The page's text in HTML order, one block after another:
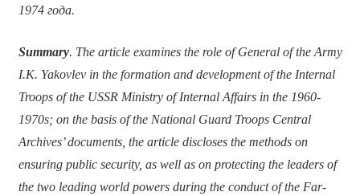
1974 года.
Summary. The article examines the role of General of the Army
I.K. Yakovlev in the formation and development of the Internal
Troops of the USSR Ministry of Internal Affairs in the 1960-
1970s; on the basis of the National Guard Troops Central
Archives’ documents, the article discloses the methods on
ensuring public security, as well as on protecting the leaders of
the two leading world powers during the conduct of the Far-